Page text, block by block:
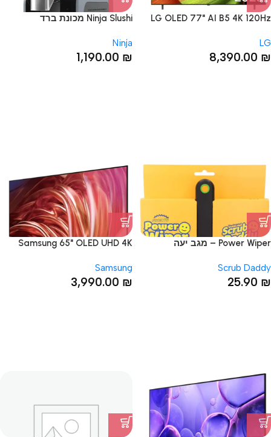
LG OLED 77" AI B5 4K 120Hz
LG
8,390.00 ₪
Ninja Slushi מכונת ברד
Ninja
1,190.00 ₪
Power Wiper – מגב יעה
Scrub Daddy
25.90 ₪
Samsung 65" OLED UHD 4K
Samsung
3,990.00 ₪